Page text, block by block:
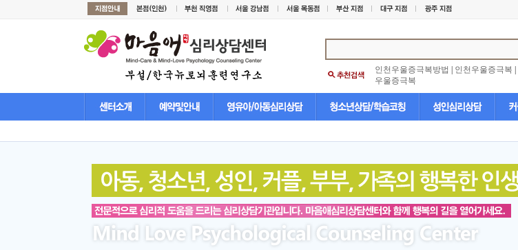
인천우울증극복방법 인천우울증극복
우울증극복